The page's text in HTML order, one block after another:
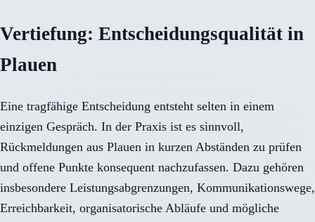
Vertiefung: Entscheidungsqualität in
Plauen
Eine tragfähige Entscheidung entsteht selten in einem
einzigen Gespräch. In der Praxis ist es sinnvoll,
Rückmeldungen aus Plauen in kurzen Abständen zu prüfen
und offene Punkte konsequent nachzufassen. Dazu gehören
insbesondere Leistungsabgrenzungen, Kommunikationswege,
Erreichbarkeit, organisatorische Abläufe und mögliche